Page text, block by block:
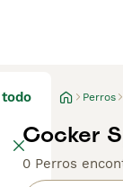
Perros
Cocker
0 Perros